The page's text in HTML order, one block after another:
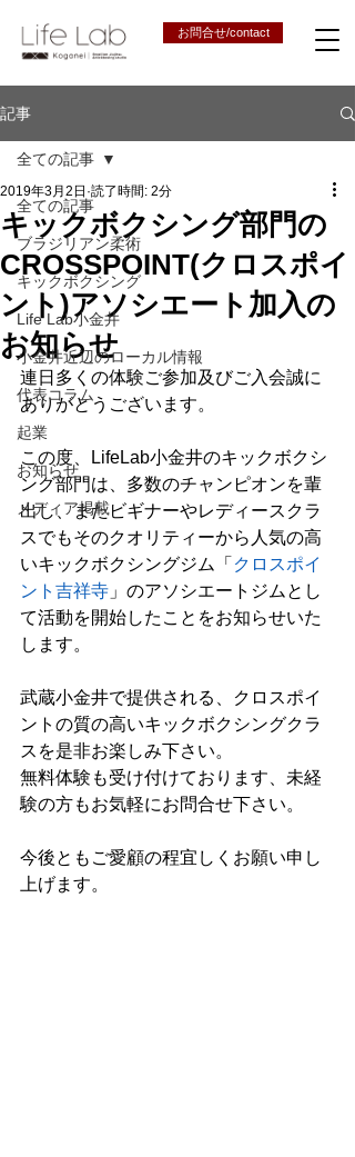
お問合せ/contact
記事
全ての記事
ブラジリアン柔術
キックボクシング
Life Lab小金井
小金井近辺のローカル情報
代表コラム
起業
お知らせ
メディア掲載
全ての記事
キックボクシング部門の
CROSSPOINT(クロスポイ
ント)アソシエート加入の
お知らせ
2019年3月2日 読了時間: 2分
連日多くの体験ご参加及びご入会誠に
ありがとうございます。
この度、LifeLab小金井のキックボクシ
ング部門は、多数のチャンピオンを輩
出し、またビギナーやレディースクラ
スでもそのクオリティーから人気の高
いキックボクシングジム「 クロスポイ
ント吉祥寺 」のアソシエートジムとし
て活動を開始したことをお知らせいた
します。
武蔵小金井で提供される、クロスポイ
ントの質の高いキックボクシングクラ
スを是非お楽しみ下さい。
無料体験も受け付けております、未経
験の方もお気軽にお問合せ下さい。
今後ともご愛顧の程宜しくお願い申し
上げます。